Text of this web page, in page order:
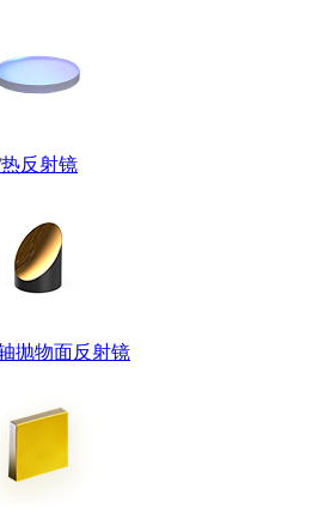
反射镜
抛物面反射镜